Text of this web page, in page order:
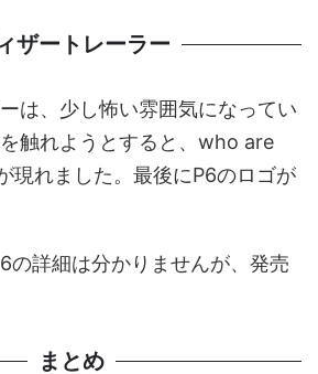
ザートレーラー
は、少し怖い雰囲気になってい
触れようとすると、who are
現れました。最後にP6のロゴが
の詳細は分かりませんが、発売
まとめ